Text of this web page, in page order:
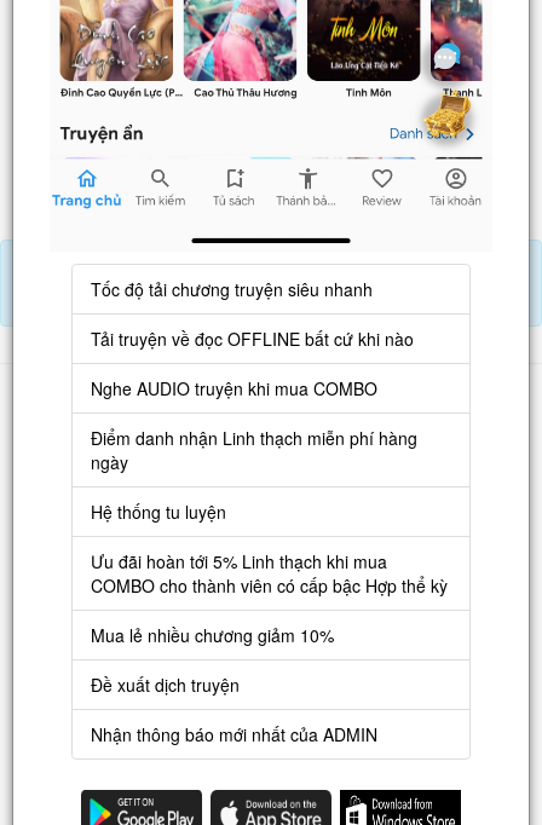
Sau
Tải APP đọc truyện OFFLINE và nghe AUDIO khi mua combo.
Điểm danh hàng ngày nhận Lịch Thạch
Danh sách
Truyện mới
Truyện Hot
Truyện Full
Truyện Dịch Miễn Phí
Thao tác
Đăng ký tài khoản
Danh sách combo
Tốc độ tải chương truyện siêu nhanh
Tải truyện về đọc OFFLINE bất cứ khi nào
Nghe AUDIO truyện khi mua COMBO
Điểm danh nhận Linh thạch miễn phí hàng
ngày
Hệ thống tu luyện
Ưu đãi hoàn tới 5% Linh thạch khi mua
COMBO cho thành viên có cấp bậc Hợp thể kỳ
Mua lẻ nhiều chương giảm 10%
Đề xuất dịch truyện
Nhận thông báo mới nhất của ADMIN